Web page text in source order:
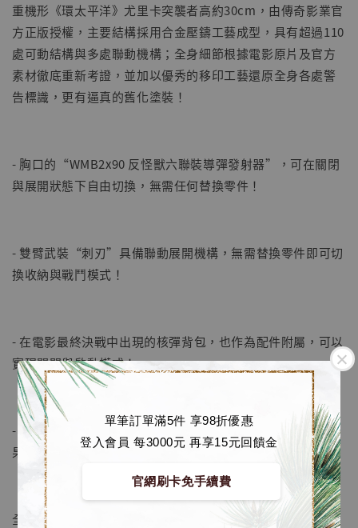
單筆訂單滿5件 享98折優惠
登入會員 每3000元 再享15元回饋金
官網刷卡免手續費
【現貨】BJSTUDIO 1/6系列可動蒐藏人偶 讓
子彈飛 鵝城縣長 張麻子 [BK01]
加入購物車
重機形《環太平洋》尤里卡突襲者高約30cm，由傳奇影業官
方正版授權，主要結構採用合金壓鑄工藝成型，具有超過110
處可動結構與多處聯動機構；全身細節根據電影原片及官方
素材徹底重新考證，並加以優秀的移印工藝還原全身各處警
告標識，更有逼真的舊化塗裝！
- 胸口的“WMB2x90 反怪獸六聯裝導彈發射器”，可在關閉
與展開狀態下自由切換，無需任何替換零件！
- 雙臂武裝“刺刃”具備聯動展開機構，無需替換零件即可切
換收納與戰鬥模式！
- 在電影最終決戰中出現的核彈背包，也作為配件附屬，可以
實現關閉與啟動模式！
- 胸口的導彈發射器附屬有發射特效零件，用以提升展示效
果；
全身包括駕駛艙在內共有4 處具備LED 發光功能，更附帶了